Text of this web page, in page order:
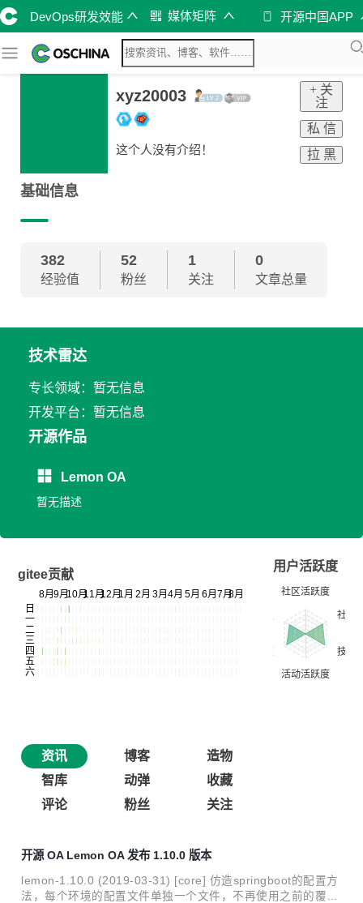
DevOps研发效能 媒体矩阵 开源中国APP
xyz20003
这个人没有介绍！
+ 关
注
私 信
拉 黑
基础信息
382
经验值
52
粉丝
1
关注
0
文章总量
技术雷达
专长领域：暂无信息
开发平台：暂无信息
开源作品
Lemon OA
暂无描述
gitee贡献
用户活跃度
资讯 博客
造物
智库
动弹
收藏
评论
粉丝 关注
开源 OA Lemon OA 发布 1.10.0 版本
lemon-1.10.0 (2019-03-31) [core] 仿造springboot的配置方
法，每个环境的配置文件单独一个文件，不再使用之前的覆盖